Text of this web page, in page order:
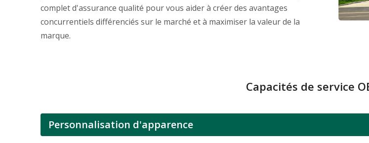
complet d'assurance qualité pour vous aider à créer des avantages
concurrentiels différenciés sur le marché et à maximiser la valeur de la
marque.
Capacités de service
Personnalisation d'apparence